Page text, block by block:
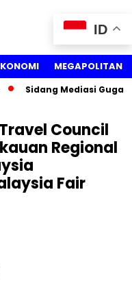
MEGAPOLITAN
Sidang Mediasi Gugatan
Council
Regional
Fair
ID